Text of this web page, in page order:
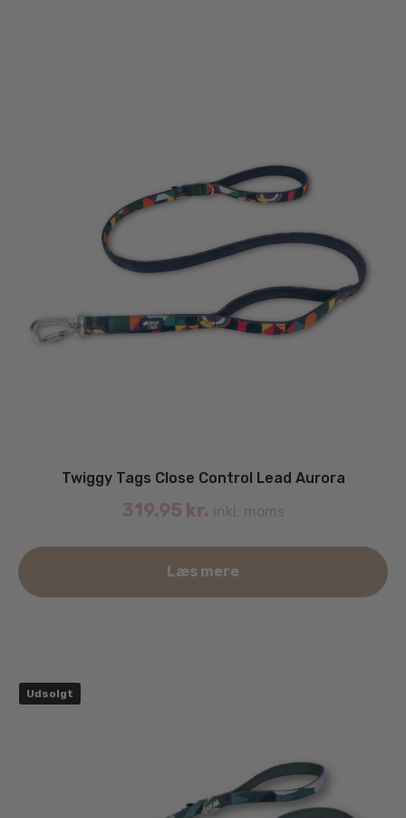
Twiggy Tags Close Control Lead Aurora
319.95 kr. inkl. moms
Læs mere
Udsolgt